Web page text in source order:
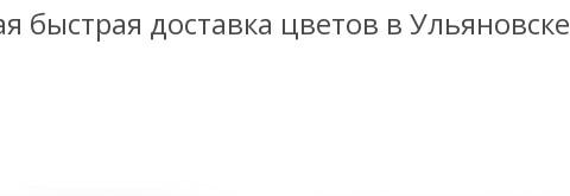
быстрая доставка цветов в Ульяновске